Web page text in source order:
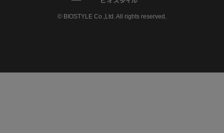
© BIOSTYLE Co.,Ltd. All rights reserved.